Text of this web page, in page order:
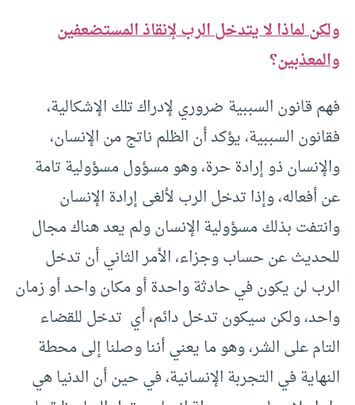
ولكن لماذا لا يتدخل الرب لإنقاذ المستضعفين
والمعذبين؟
فهم قانون السببية ضروري لإدراك تلك الإشكالية،
فقانون السببية، يؤكد أن الظلم ناتج من الإنسان،
والإنسان ذو إرادة حرة، وهو مسؤول مسؤولية تامة
عن أفعاله، وإذا تدخل الرب لألغى إرادة الإنسان
وانتفت بذلك مسؤولية الإنسان ولم يعد هناك مجال
للحديث عن حساب وجزاء، الأمر الثاني أن تدخل
الرب لن يكون في حادثة واحدة أو مكان واحد أو زمان
واحد، ولكن سيكون تدخل دائم، أي تدخل للقضاء
التام على الشر، وهو ما يعني أننا وصلنا إلى محطة
النهاية في التجربة الإنسانية، في حين أن الدنيا هي